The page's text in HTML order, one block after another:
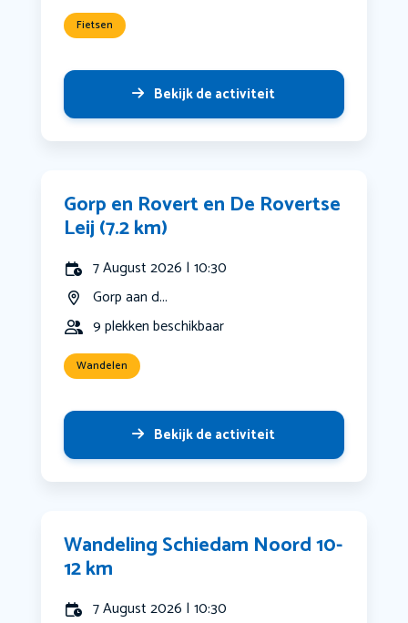
Fietsen
Bekijk de activiteit
Gorp en Rovert en De Rovertse
Leij (7.2 km)
7 August 2026 | 10:30
Gorp aan d...
9 plekken beschikbaar
Wandelen
Bekijk de activiteit
Wandeling Schiedam Noord 10-
12 km
7 August 2026 | 10:30